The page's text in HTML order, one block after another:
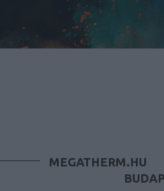
MEGATHERM.HU